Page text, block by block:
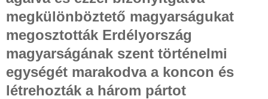
megkülönböztető magyarságukat
megosztották Erdélyország
magyarságának szent történelmi
egységét marakodva a koncon és
létrehozták a három pártot